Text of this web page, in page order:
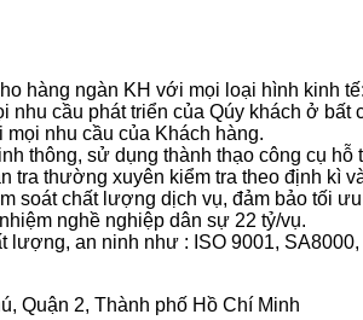
hàng ngàn KH với mọi loại hình kinh
cầu phát triển của Qúy khách ở bất
nhu cầu của Khách hàng.
thông, sử dụng thành thạo công cụ hỗ
thường xuyên kiểm tra theo định kì
soát chất lượng dịch vụ, đảm bảo tối
nghề nghiệp dân sự 22 tỷ/vụ.
an ninh như : ISO 9001,
Quận 2, Thành phố Hồ Chí Minh